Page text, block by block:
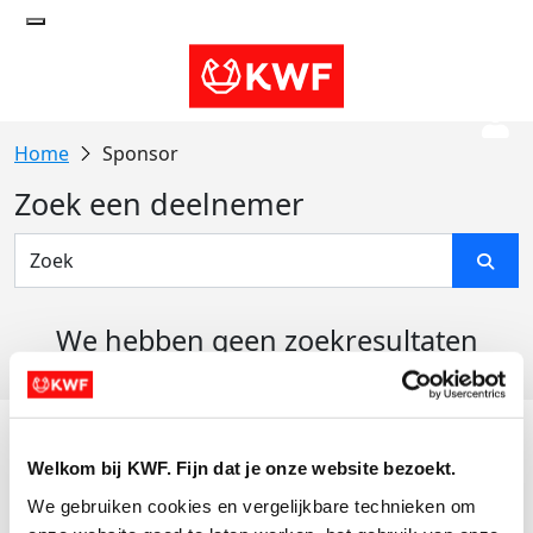
Welkom bij KWF. Fijn dat je onze website bezoekt.
We gebruiken cookies en vergelijkbare technieken om
Sponsor
Zoek een deelnemer
We hebben geen zoekresultaten
Actiematerialen
Evenementen